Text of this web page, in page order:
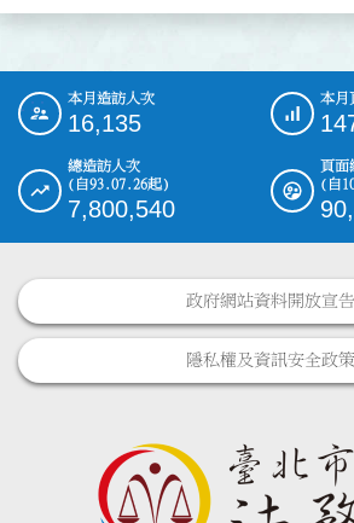
::: 本月造訪人次
16,135
本月
總造訪人次
(自93.07.26起)
7,800,540
頁面
(自
政府網站資料開放宣告
隱私權及資訊安全政策